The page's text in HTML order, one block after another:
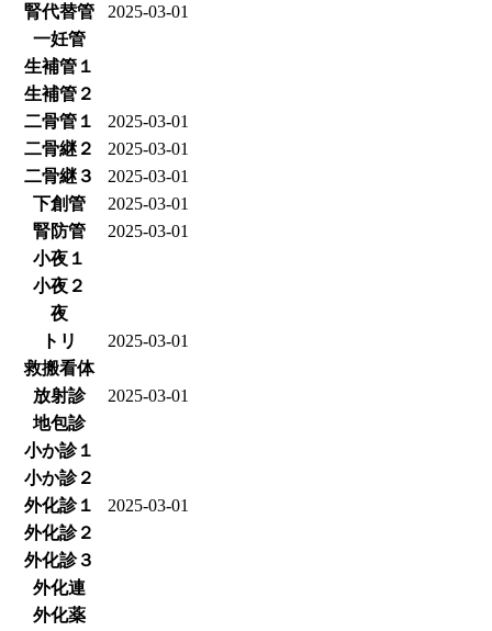
腎代替管
2025-03-01
一妊管
生補管１
生補管２
二骨管１
2025-03-01
二骨継２
2025-03-01
二骨継３
2025-03-01
下創管
2025-03-01
腎防管
2025-03-01
小夜１
小夜２
夜
トリ
2025-03-01
救搬看体
放射診
2025-03-01
地包診
小か診１
小か診２
外化診１
2025-03-01
外化診２
外化診３
外化連
外化薬